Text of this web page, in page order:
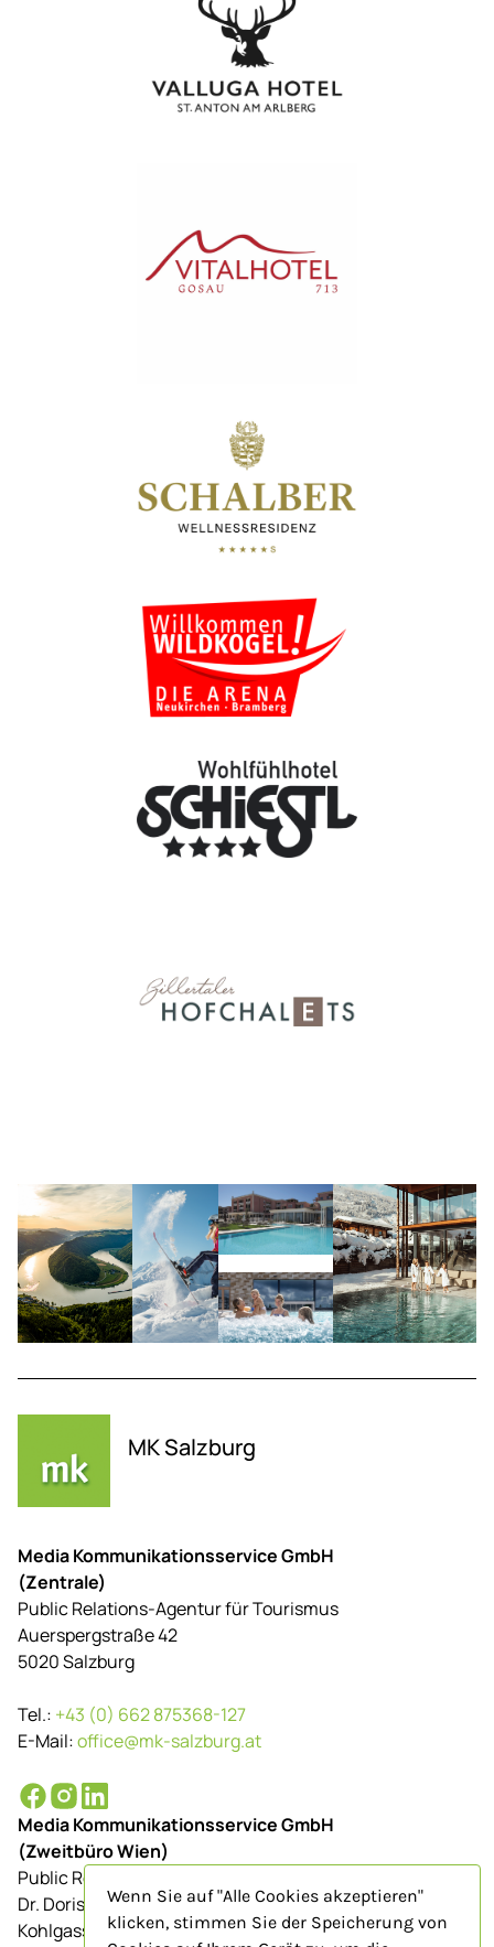
MK Salzburg
Media Kommunikationsservice GmbH
(Zentrale)
Public Relations-Agentur für Tourismus
Auerspergstraße 42
5020 Salzburg
Tel.: +43 (0) 662 875368-127
E-Mail:office@mk-salzburg.at
Media Kommunikationsservice GmbH
(Zweitbüro Wien)
Public Relations-Agentur für Tourismus
Dr. Doris Schenkenfelder
Kohlgasse 9/Top 23
Wenn Sie auf "Alle Cookies akzeptieren"
klicken, stimmen Sie der Speicherung von